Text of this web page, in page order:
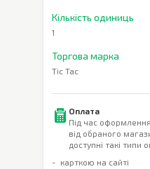
Кількість одиниць
1
Торгова марка
Tic Tac
Оплата
Під час
від обраного
доступні такі типи
карткою на сайті